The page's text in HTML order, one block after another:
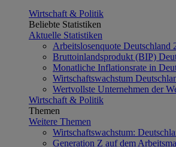
Wirtschaft & Politik
Beliebte Statistiken
Aktuelle Statistiken
Arbeitslosenquote Deutschland
Bruttoinlandsprodukt (BIP)
Monatliche Inflationsrate in
Wirtschaftswachstum
Wertvollste Unternehmen der
Wirtschaft & Politik
Themen
Weitere Themen
Wirtschaftswachstum:
Generation Z auf dem